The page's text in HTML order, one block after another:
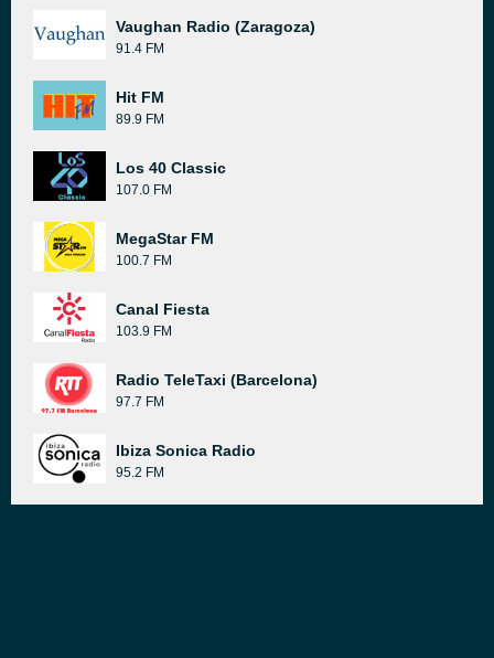
Vaughan Radio (Zaragoza)
91.4 FM
Hit FM
89.9 FM
Los 40 Classic
107.0 FM
MegaStar FM
100.7 FM
Canal Fiesta
103.9 FM
Radio TeleTaxi (Barcelona)
97.7 FM
Ibiza Sonica Radio
95.2 FM